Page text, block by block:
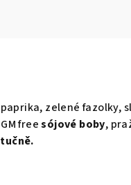
zelené
freesójové boby,
tučně.